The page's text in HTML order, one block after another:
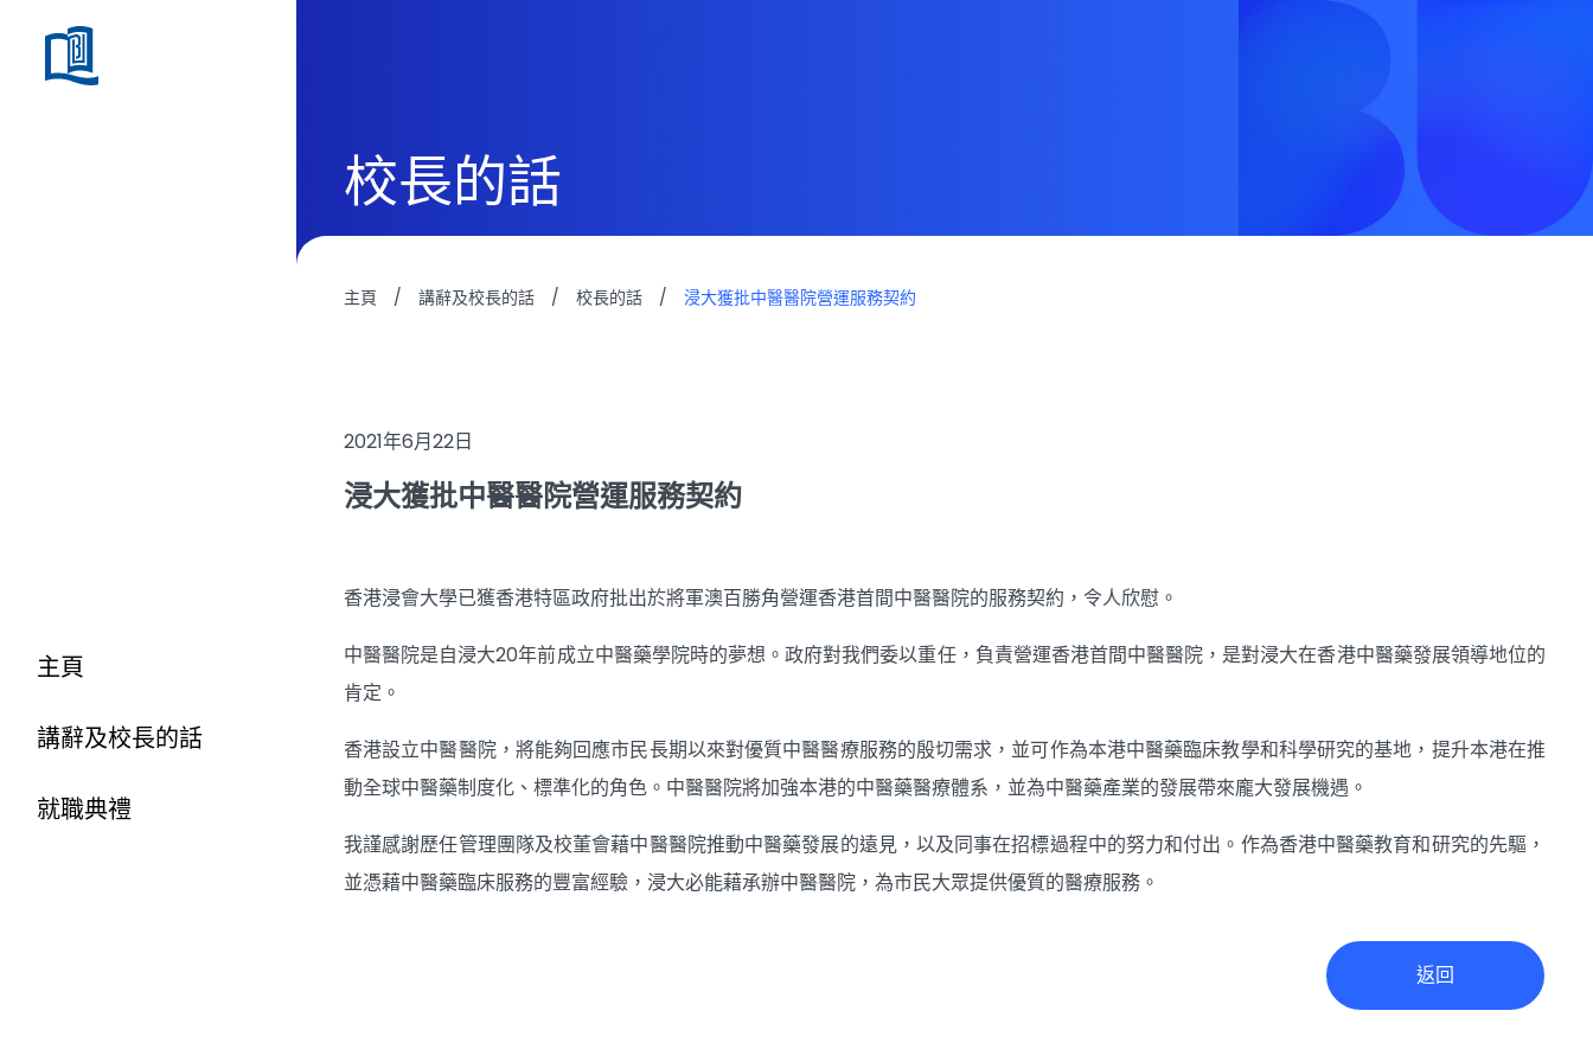
主頁
講辭及校長的話
就職典禮
校長的話
主頁 / 講辭及校長的話 / 校長的話 / 浸大獲批中醫醫院營運服務契約
2021年6月22日
浸大獲批中醫醫院營運服務契約
香港浸會大學已獲香港特區政府批出於將軍澳百勝角營運香港首間中醫醫院的服務契約，令人欣慰。
中醫醫院是自浸大20年前成立中醫藥學院時的夢想。政府對我們委以重任，負責營運香港首間中醫醫院，是對浸大在香港中醫藥發展領導地位的
肯定。
香港設立中醫醫院，將能夠回應市民長期以來對優質中醫醫療服務的殷切需求，並可作為本港中醫藥臨床教學和科學研究的基地，提升本港在推
動全球中醫藥制度化、標準化的角色。中醫醫院將加強本港的中醫藥醫療體系，並為中醫藥產業的發展帶來龐大發展機遇。
我謹感謝歷任管理團隊及校董會藉中醫醫院推動中醫藥發展的遠見，以及同事在招標過程中的努力和付出。作為香港中醫藥教育和研究的先驅，
並憑藉中醫藥臨床服務的豐富經驗，浸大必能藉承辦中醫醫院，為市民大眾提供優質的醫療服務。
返回